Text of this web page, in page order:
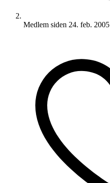
Medlem siden 24. feb. 2005